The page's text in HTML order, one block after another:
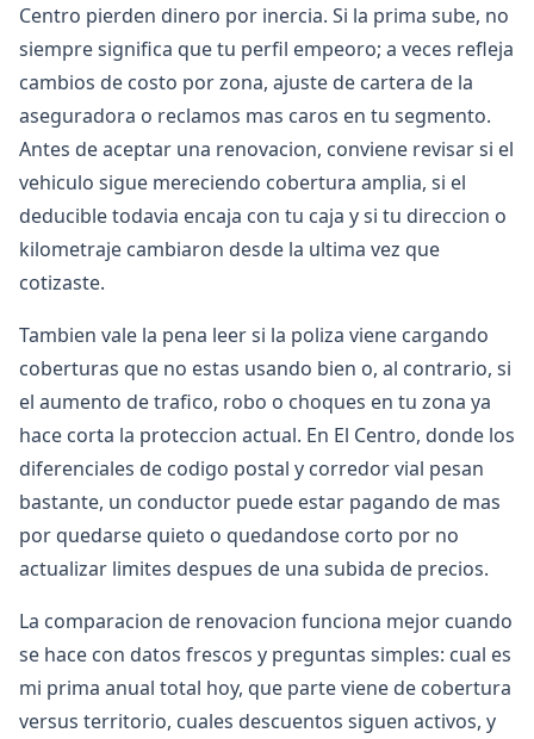
Centro pierden dinero por inercia. Si la prima sube, no
siempre significa que tu perfil empeoro; a veces refleja
cambios de costo por zona, ajuste de cartera de la
aseguradora o reclamos mas caros en tu segmento.
Antes de aceptar una renovacion, conviene revisar si el
vehiculo sigue mereciendo cobertura amplia, si el
deducible todavia encaja con tu caja y si tu direccion o
kilometraje cambiaron desde la ultima vez que
cotizaste.
Tambien vale la pena leer si la poliza viene cargando
coberturas que no estas usando bien o, al contrario, si
el aumento de trafico, robo o choques en tu zona ya
hace corta la proteccion actual. En El Centro, donde los
diferenciales de codigo postal y corredor vial pesan
bastante, un conductor puede estar pagando de mas
por quedarse quieto o quedandose corto por no
actualizar limites despues de una subida de precios.
La comparacion de renovacion funciona mejor cuando
se hace con datos frescos y preguntas simples: cual es
mi prima anual total hoy, que parte viene de cobertura
versus territorio, cuales descuentos siguen activos, y